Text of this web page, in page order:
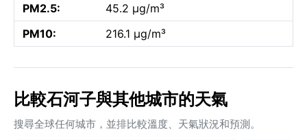
PM2.5:
45.2 µg/m³
PM10:
216.1 µg/m³
比較石河子與其他城市的天氣
搜尋全球任何城市，並排比較溫度、天氣狀況和預測。